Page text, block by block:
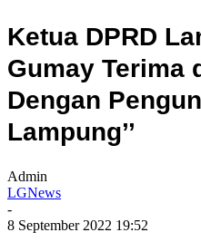
Ketua DPRD
Gumay Terima
Dengan
Lampung’’
Admin
LGNews
-
8 September 2022 19:52